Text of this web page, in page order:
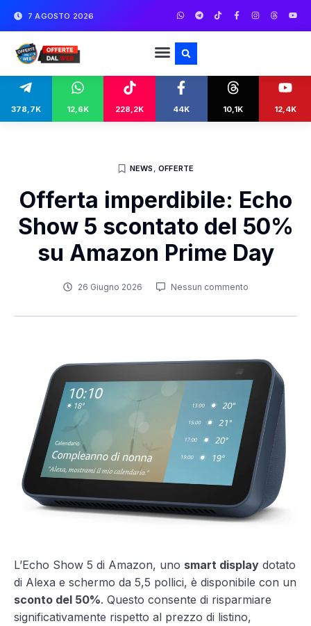
7 AGOSTO 2026
378,7K 12,6K 228,2K 44K 10,1K 12,4K
NEWS , OFFERTE
Offerta imperdibile: Echo
Show 5 scontato del 50%
su Amazon Prime Day
26 Giugno 2026 Nessun commento
L’Echo Show 5 di Amazon, uno smart display dotato
di Alexa e schermo da 5,5 pollici, è disponibile con un
sconto del 50%. Questo consente di risparmiare
significativamente rispetto al prezzo di listino,